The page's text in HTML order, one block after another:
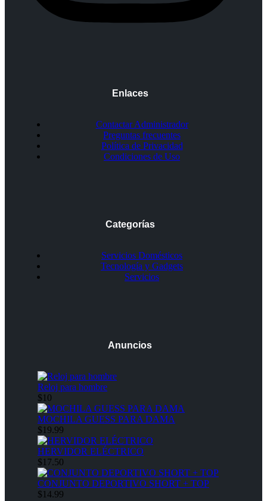
Enlaces
Contactar Administrador
Preguntas frecuentes
Política de Privacidad
Condiciones de Uso
Categorías
Servicios Domésticos
Tecnología y Gadgets
Servicios
Anuncios
Reloj para hombre
$10
MOCHILA GUESS PARA DAMA
$19.99
HERVIDOR ELÉCTRICO
$17.50
CONJUNTO DEPORTIVO SHORT + TOP
$14.99